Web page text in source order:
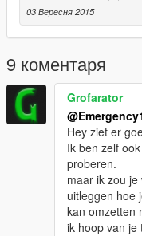
03 Вересня 2015
9 коментаря
Grofarator
Hey ziet er
Ik ben zelf
proberen.
maar ik zou
uitleggen hoe
kan omzetten
ik hoop van je